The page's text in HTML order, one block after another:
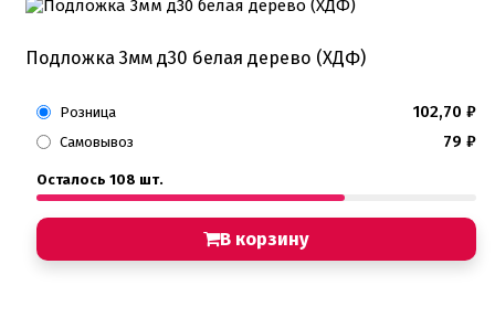
Подложка 3мм д30 белая дерево (ХДФ)
Розница 102,70 ₽
Самовывоз 79 ₽
Осталось 108 шт.
В корзину